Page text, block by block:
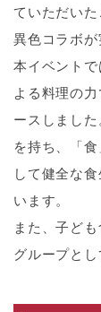
ていただい
異色コラボが
本イベント
よる料理の
ースしまし
を持ち、「
して健全な
います。
また、子ど
グループとし